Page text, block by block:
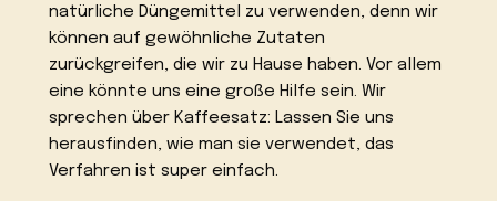
natürliche Düngemittel zu verwenden, denn wir
können auf gewöhnliche Zutaten
zurückgreifen, die wir zu Hause haben. Vor allem
eine könnte uns eine große Hilfe sein. Wir
sprechen über Kaffeesatz: Lassen Sie uns
herausfinden, wie man sie verwendet, das
Verfahren ist super einfach.